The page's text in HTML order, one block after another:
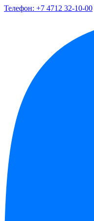
Телефон: +7 4712 32-10-00